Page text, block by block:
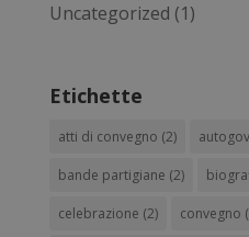
Uncategorized (1)
Etichette
atti di convegno (2)
bande partigiane (2)
celebrazione (2) convegno